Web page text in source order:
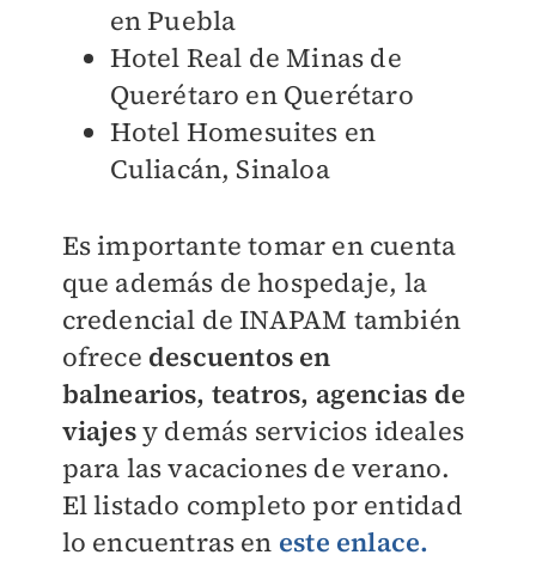
en Puebla
Hotel Real de Minas de
Querétaro en Querétaro
Hotel Homesuites en
Culiacán, Sinaloa
Es importante tomar en cuenta
que además de hospedaje, la
credencial de INAPAM también
ofrece descuentos en
balnearios, teatros, agencias de
viajesy demás servicios ideales
para las vacaciones de verano.
El listado completo por entidad
lo encuentras en este enlace.